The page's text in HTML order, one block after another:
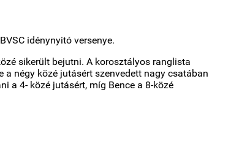
idénynyitó versenye.
sikerült bejutni. A korosztályos ranglista
a négy közé jutásért szenvedett nagy csatában
a 4- közé jutásért, míg Bence a 8-közé